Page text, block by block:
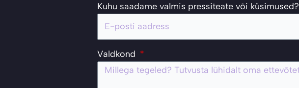
Kuhu saadame valmis pressiteate või küsimused?
Valdkond